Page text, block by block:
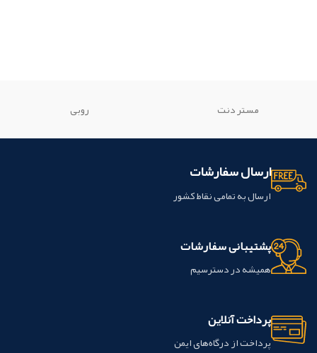
مستر دنت روبی
ارسال سفارشات
ارسال به تمامی نقاط کشور
پشتیبانی سفارشات
همیشه در دسترسیم
پرداخت آنلاین
پرداخت از درگاه‌های ایمن